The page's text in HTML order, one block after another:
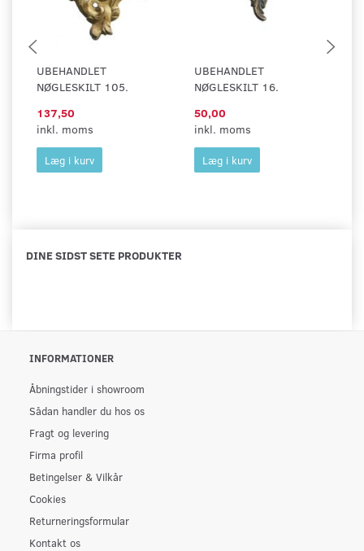
UBEHANDLET
NØGLESKILT 105.
137,50
inkl. moms
Læg i kurv
UBEHANDLET
NØGLESKILT 16.
50,00
inkl. moms
Læg i kurv
DINE SIDST SETE PRODUKTER
INFORMATIONER
Åbningstider i showroom
Sådan handler du hos os
Fragt og levering
Firma profil
Betingelser & Vilkår
Cookies
Returneringsformular
Kontakt os